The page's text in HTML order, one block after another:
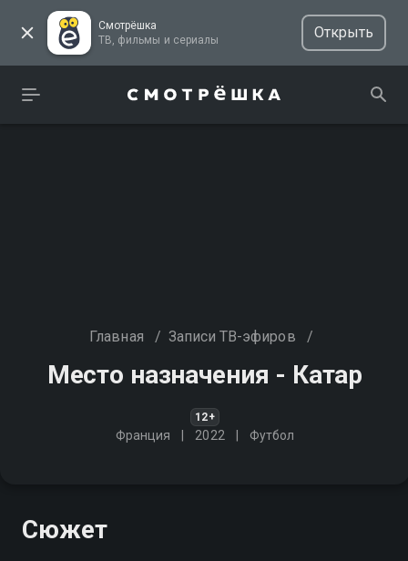
Смотрёшка
ТВ, фильмы и сериалы
Открыть
Главная / Записи ТВ-эфиров /
Место назначения - Катар
12+
Франция 2022 Футбол
Сюжет